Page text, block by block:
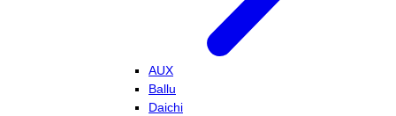
AUX
Ballu
Daichi